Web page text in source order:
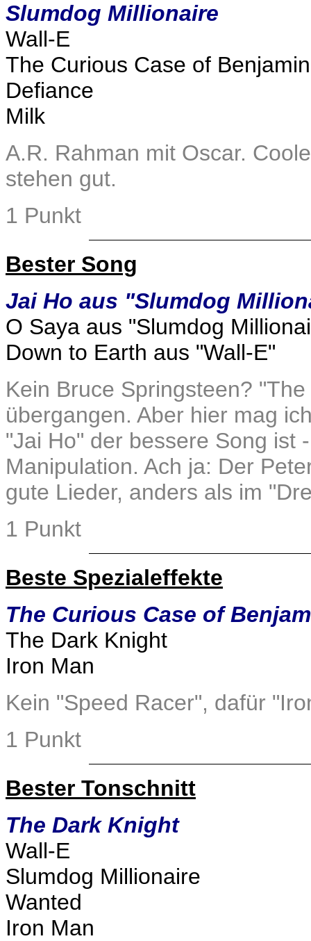
Slumdog Millionaire
Wall-E
The Curious Case of
Defiance
Milk
A.R. Rahman mit Oscar.
stehen gut.
1 Punkt
Bester Song
Jai Ho aus "Slumdog
O Saya aus "Slumdog
Down to Earth aus "Wall-E"
Kein Bruce Springsteen?
übergangen. Aber hier mag
"Jai Ho" der bessere Song ist
Manipulation. Ach ja: Der
gute Lieder, anders als im
1 Punkt
Beste Spezialeffekte
The Curious Case of
The Dark Knight
Iron Man
Kein "Speed Racer", dafür
1 Punkt
Bester Tonschnitt
The Dark Knight
Wall-E
Slumdog Millionaire
Wanted
Iron Man